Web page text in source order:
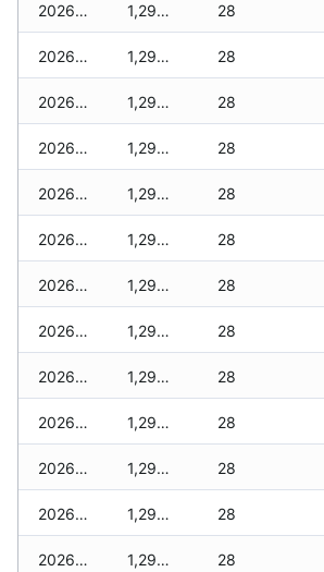
2026-03-26 1,290 zł 28
2026-03-25 1,290 zł 28
2026-03-24 1,290 zł 28
2026-03-23 1,290 zł 28
2026-03-22 1,290 zł 28
2026-03-21 1,290 zł 28
2026-03-20 1,290 zł 28
2026-03-19 1,290 zł 28
2026-03-18 1,290 zł 28
2026-03-17 1,290 zł 28
2026-03-16 1,290 zł 28
2026-03-15 1,290 zł 28
2026-03-14 1,290 zł 28